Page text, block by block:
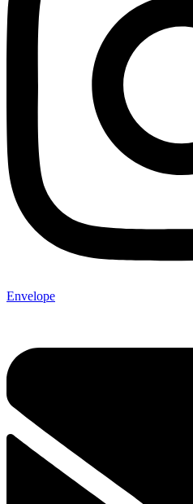
Envelope